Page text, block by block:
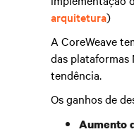
arquitetura)
A CoreWeave
das plataformas
tendência.
Os ganhos de
Aumento